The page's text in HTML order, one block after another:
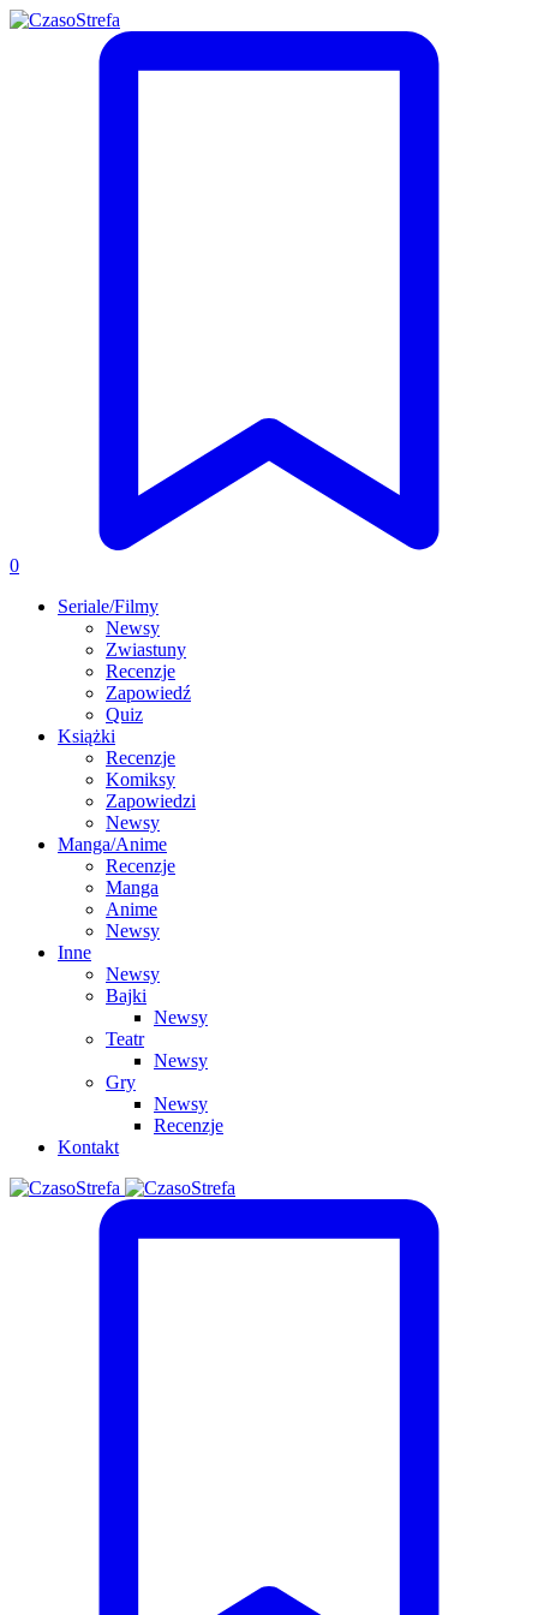
0
Seriale/Filmy
Newsy
Zwiastuny
Recenzje
Zapowiedź
Quiz
Książki
Recenzje
Komiksy
Zapowiedzi
Newsy
Manga/Anime
Recenzje
Manga
Anime
Newsy
Inne
Newsy
Bajki
Newsy
Teatr
Newsy
Gry
Newsy
Recenzje
Kontakt